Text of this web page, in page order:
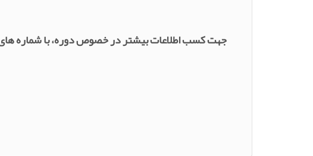
جهت کسب اطلاعات بیشتر در خصوص دوره، با شماره